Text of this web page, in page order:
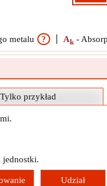
metalu ? Ak -
Tylko przykład
jednostki.
Udział